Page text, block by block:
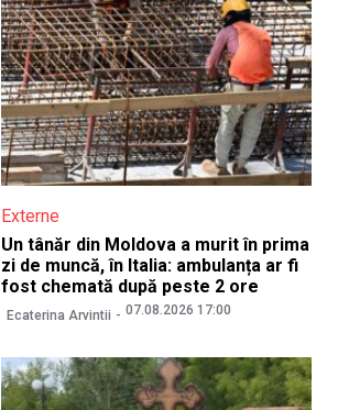
Externe
Un tânăr din Moldova a murit în prima
zi de muncă, în Italia: ambulanța ar fi
fost chemată după peste 2 ore
Ecaterina Arvintii 07.08.2026 17:00